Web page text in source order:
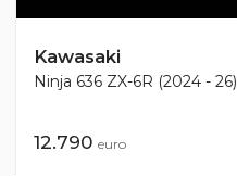
Kawasaki
Ninja 636 ZX-6R (2024 - 26)
12.790 euro